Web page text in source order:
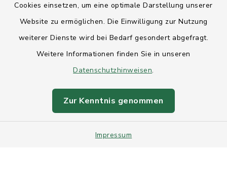
Cookies einsetzen, um eine optimale Darstellung unserer
Website zu ermöglichen. Die Einwilligung zur Nutzung
weiterer Dienste wird bei Bedarf gesondert abgefragt.
Weitere Informationen finden Sie in unseren
Datenschutzhinweisen.
Zur Kenntnis genommen
Impressum
Barrierefreiheit
Datenschutz
Impressum
Sitemap